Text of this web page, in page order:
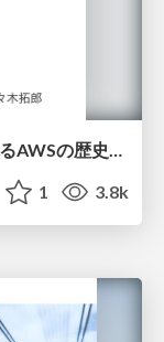
Storage-JAWS第0回 昔話で振り返るAWSの歴史 ～ストレージ編～
1 3.8k